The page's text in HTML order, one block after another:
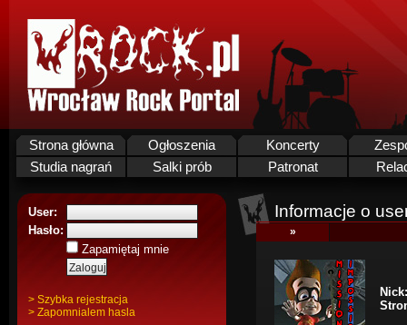
Strona główna Ogłoszenia Koncerty
Studia nagrań
Salki prób Patronat
User:
Hasło:
Zapamiętaj mnie
> Szybka rejestracja
> Zapomnialem hasla
Informacje o
»
Nick: